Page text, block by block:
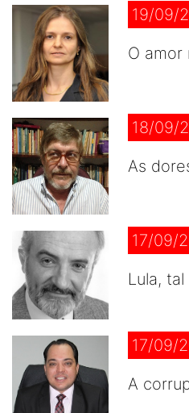
19/09/
O amor
18/09/
As
17/09/
Lula,
17/09/
A